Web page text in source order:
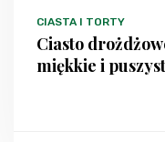
CIASTA I TORTY
Ciasto
miękkie i